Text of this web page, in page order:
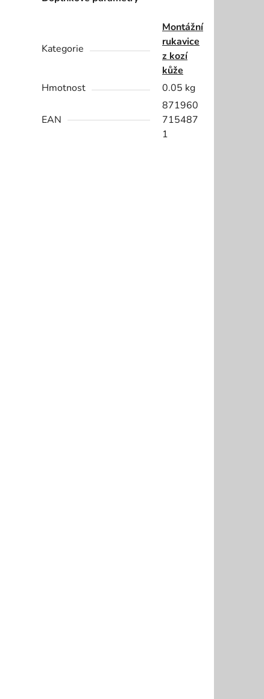
Kategorie
Montážní
rukavice
z kozí
kůže
Hmotnost
0.05 kg
EAN
871960
715487
1